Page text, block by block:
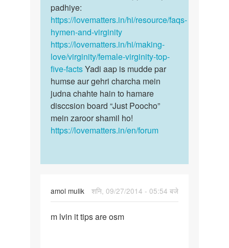
h
by
Ajay
padhiye:
https://lovematters.in/hi/resource/faqs-
hymen-and-virginity
https://lovematters.in/hi/making-
love/virginity/female-virginity-top-
five-factsYadi aap is mudde par
humse aur gehri charcha mein
judna chahte hain to hamare
disccsion board “Just Poocho”
mein zaroor shamil ho!
https://lovematters.in/en/forum
amol mulik
शनि, 09/27/2014 - 05:54 बजे
m
m lvin it tips are osm